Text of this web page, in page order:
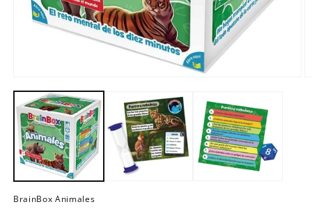
elemento
multimedia
en
una
ventana
modal
BrainBox Animales